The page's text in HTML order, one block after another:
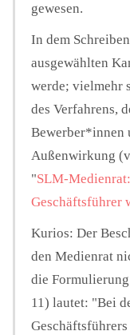
gewesen.
In dem
ausgewählten
werde; vielmehr
des Verfahrens,
Bewerber*innen
Außenwirkung
"SLM-
Geschäftsführer
Kurios: Der
den Medienrat
die
11) lautet: "Bei